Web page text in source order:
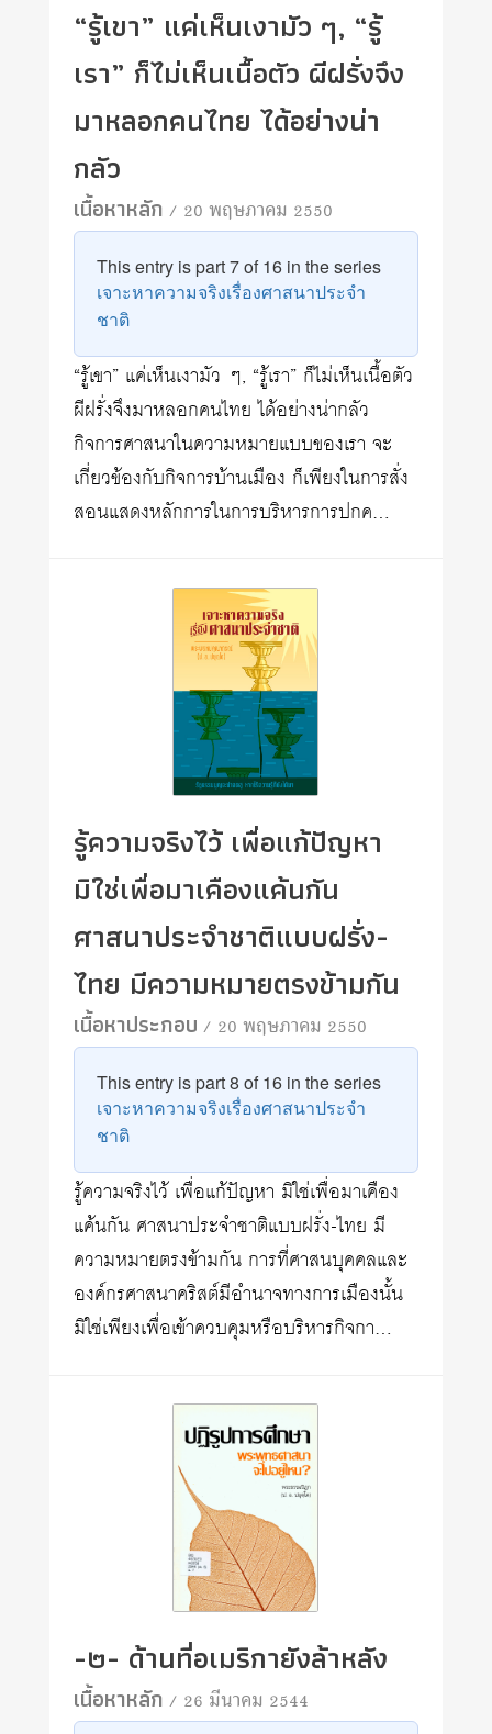
“รู้เขา” แค่เห็นเงามัว ๆ, “รู้
เรา” ก็ไม่เห็นเนื้อตัว ผีฝรั่งจึง
มาหลอกคนไทย ได้อย่างน่า
กลัว
เนื้อหาหลัก/ 20 พฤษภาคม 2550
This entry is part 7 of 16 in the series
เจาะหาความจริงเรื่องศาสนาประจำ
ชาติ
“รู้เขา” แค่เห็นเงามัว ๆ, “รู้เรา” ก็ไม่เห็นเนื้อตัว
ผีฝรั่งจึงมาหลอกคนไทย ได้อย่างน่ากลัว
กิจการศาสนาในความหมายแบบของเรา จะ
เกี่ยวข้องกับกิจการบ้านเมือง ก็เพียงในการสั่ง
สอนแสดงหลักการในการบริหารการปกค…
รู้ความจริงไว้ เพื่อแก้ปัญหา
มิใช่เพื่อมาเคืองแค้นกัน
ศาสนาประจำชาติแบบฝรั่ง-
ไทย มีความหมายตรงข้ามกัน
เนื้อหาประกอบ/ 20 พฤษภาคม 2550
This entry is part 8 of 16 in the series
เจาะหาความจริงเรื่องศาสนาประจำ
ชาติ
รู้ความจริงไว้ เพื่อแก้ปัญหา มิใช่เพื่อมาเคือง
แค้นกัน ศาสนาประจำชาติแบบฝรั่ง-ไทย มี
ความหมายตรงข้ามกัน การที่ศาสนบุคคลและ
องค์กรศาสนาคริสต์มีอำนาจทางการเมืองนั้น
มิใช่เพียงเพื่อเข้าควบคุมหรือบริหารกิจกา…
-๒- ด้านที่อเมริกายังล้าหลัง
เนื้อหาหลัก/ 26 มีนาคม 2544